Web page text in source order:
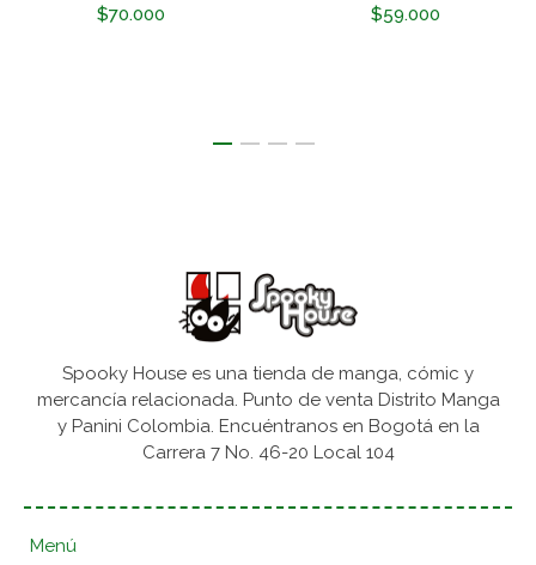
$70.000 $59.000
Spooky House es una tienda de manga, cómic y
mercancía relacionada. Punto de venta Distrito Manga
y Panini Colombia. Encuéntranos en Bogotá en la
Carrera 7 No. 46-20 Local 104
Menú